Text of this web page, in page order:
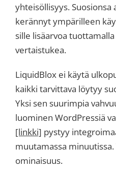
yhteisöllisyys. Suosionsa
kerännyt ympärilleen
sille lisäarvoa
vertaistukea.
LiquidBlox ei käytä
kaikki tarvittava löytyy
Yksi sen suurimpia
luominen WordPressiä
[linkki] pystyy
muutamassa
ominaisuus.